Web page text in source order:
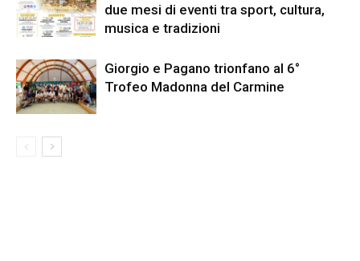
due mesi di eventi tra sport, cultura,
musica e tradizioni
Giorgio e Pagano trionfano al 6°
Trofeo Madonna del Carmine